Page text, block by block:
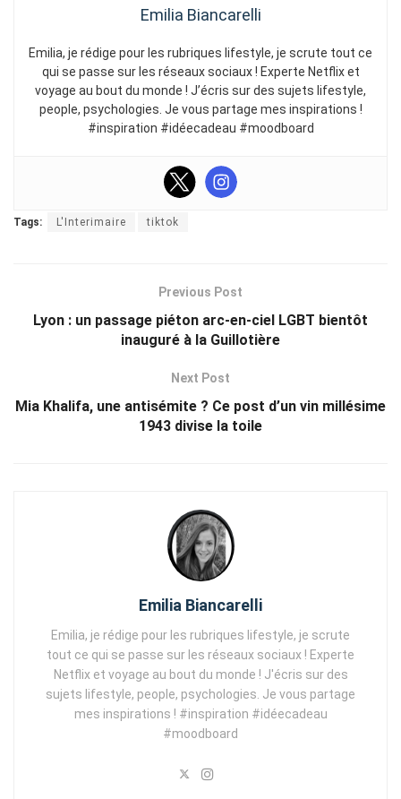
Emilia Biancarelli
Emilia, je rédige pour les rubriques lifestyle, je scrute tout ce
qui se passe sur les réseaux sociaux ! Experte Netflix et
voyage au bout du monde ! J’écris sur des sujets lifestyle,
people, psychologies. Je vous partage mes inspirations !
#inspiration #idéecadeau #moodboard
Tags: L'Interimaire tiktok
Previous Post
Lyon : un passage piéton arc-en-ciel LGBT bientôt
inauguré à la Guillotière
Next Post
Mia Khalifa, une antisémite ? Ce post d’un vin millésime
1943 divise la toile
Emilia Biancarelli
Emilia, je rédige pour les rubriques lifestyle, je scrute
tout ce qui se passe sur les réseaux sociaux ! Experte
Netflix et voyage au bout du monde ! J'écris sur des
sujets lifestyle, people, psychologies. Je vous partage
mes inspirations ! #inspiration #idéecadeau
#moodboard